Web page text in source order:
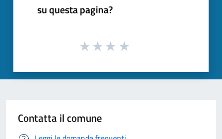
su questa pagina?
Contatta il comune